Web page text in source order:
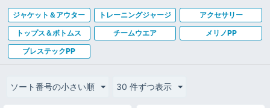
ジャケット＆アウター トレーニングジャージ
アクセサリー
トップス＆ボトムス
チームウエア
メリノPP
ブレステックPP
ソート番号の小さい順 30 件ずつ表示